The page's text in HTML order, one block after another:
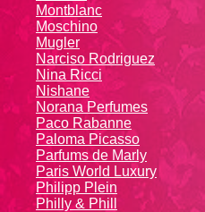
Montblanc
Moschino
Mugler
Narciso Rodriguez
Nina Ricci
Nishane
Norana Perfumes
Paco Rabanne
Paloma Picasso
Parfums de Marly
Paris World Luxury
Philipp Plein
Philly & Phill